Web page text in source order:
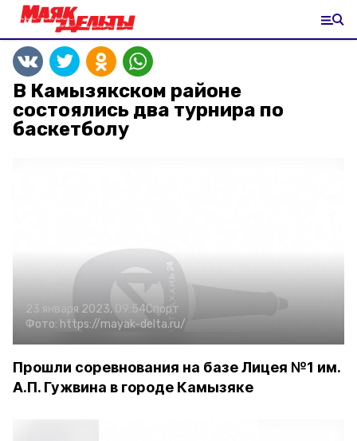
В Камызякском районе
состоялись два турнира по
баскетболу
23 января 2023, 09:54Спорт
Фото: https://mayak-delta.ru/
Прошли соревнования на базе Лицея №1 им.
А.П. Гужвина в городе Камызяке